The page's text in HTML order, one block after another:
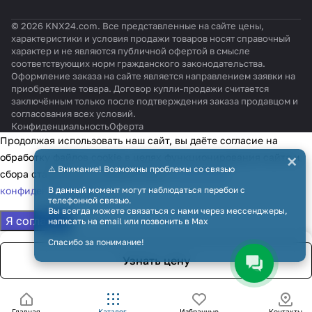
Узнать цену
© 2026 KNX24.com. Все представленные на сайте цены,
характеристики и условия продажи товаров носят справочный
характер и не являются публичной офертой в смысле
соответствующих норм гражданского законодательства.
Оформление заказа на сайте является направлением заявки на
приобретение товара. Договор купли-продажи считается
заключённым только после подтверждения заказа продавцом и
согласования всех условий.
КонфиденциальностьОферта
⚠️ Внимание! Возможны проблемы со связью
В данный момент могут наблюдаться перебои с
телефонной связью.
Вы всегда можете связаться с нами через мессенджеры,
написать на email или позвонить в Max
Спасибо за понимание!
×
Продолжая использовать наш сайт, вы даёте согласие на
обработку файлов cookie в целях функционирования сайта и
сбора статистики в соответствии сполитикой
конфиденциальности
Я согласен